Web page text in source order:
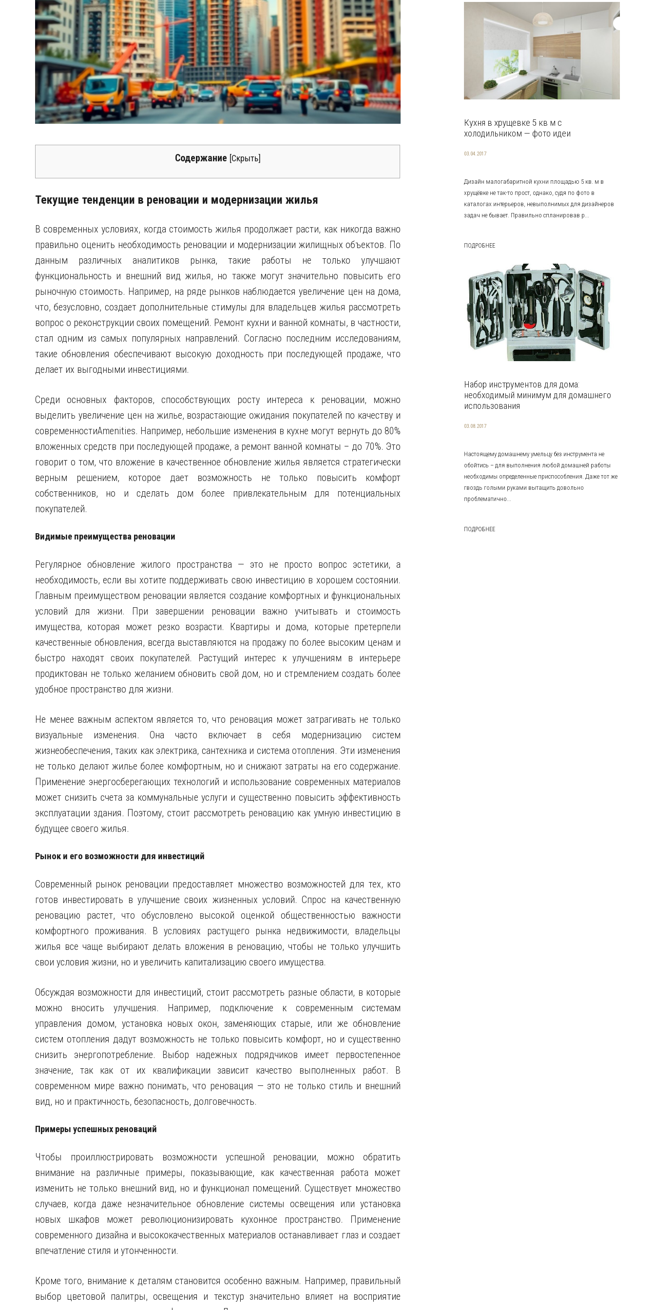
Содержание [Скрыть]
Текущие тенденции в реновации и модернизации жилья
В современных условиях, когда стоимость жилья продолжает расти, как никогда важно
правильно оценить необходимость реновации и модернизации жилищных объектов. По
данным различных аналитиков рынка, такие работы не только улучшают
функциональность и внешний вид жилья, но также могут значительно повысить его
рыночную стоимость. Например, на ряде рынков наблюдается увеличение цен на дома,
что, безусловно, создает дополнительные стимулы для владельцев жилья рассмотреть
вопрос о реконструкции своих помещений. Ремонт кухни и ванной комнаты, в частности,
стал одним из самых популярных направлений. Согласно последним исследованиям,
такие обновления обеспечивают высокую доходность при последующей продаже, что
делает их выгодными инвестициями.
Среди основных факторов, способствующих росту интереса к реновации, можно
выделить увеличение цен на жилье, возрастающие ожидания покупателей по качеству и
современностиAmenities. Например, небольшие изменения в кухне могут вернуть до 80%
вложенных средств при последующей продаже, а ремонт ванной комнаты – до 70%. Это
говорит о том, что вложение в качественное обновление жилья является стратегически
верным решением, которое дает возможность не только повысить комфорт
собственников, но и сделать дом более привлекательным для потенциальных
покупателей.
Видимые преимущества реновации
Регулярное обновление жилого пространства — это не просто вопрос эстетики, а
необходимость, если вы хотите поддерживать свою инвестицию в хорошем состоянии.
Главным преимуществом реновации является создание комфортных и функциональных
условий для жизни. При завершении реновации важно учитывать и стоимость
имущества, которая может резко возрасти. Квартиры и дома, которые претерпели
качественные обновления, всегда выставляются на продажу по более высоким ценам и
быстро находят своих покупателей. Растущий интерес к улучшениям в интерьере
продиктован не только желанием обновить свой дом, но и стремлением создать более
удобное пространство для жизни.
Не менее важным аспектом является то, что реновация может затрагивать не только
визуальные изменения. Она часто включает в себя модернизацию систем
жизнеобеспечения, таких как электрика, сантехника и система отопления. Эти изменения
не только делают жилье более комфортным, но и снижают затраты на его содержание.
Применение энергосберегающих технологий и использование современных материалов
может снизить счета за коммунальные услуги и существенно повысить эффективность
эксплуатации здания. Поэтому, стоит рассмотреть реновацию как умную инвестицию в
будущее своего жилья.
Рынок и его возможности для инвестиций
Современный рынок реновации предоставляет множество возможностей для тех, кто
готов инвестировать в улучшение своих жизненных условий. Спрос на качественную
реновацию растет, что обусловлено высокой оценкой общественностью важности
комфортного проживания. В условиях растущего рынка недвижимости, владельцы
жилья все чаще выбирают делать вложения в реновацию, чтобы не только улучшить
свои условия жизни, но и увеличить капитализацию своего имущества.
Обсуждая возможности для инвестиций, стоит рассмотреть разные области, в которые
можно вносить улучшения. Например, подключение к современным системам
управления домом, установка новых окон, заменяющих старые, или же обновление
систем отопления дадут возможность не только повысить комфорт, но и существенно
снизить энергопотребление. Выбор надежных подрядчиков имеет первостепенное
значение, так как от их квалификации зависит качество выполненных работ. В
современном мире важно понимать, что реновация — это не только стиль и внешний
вид, но и практичность, безопасность, долговечность.
Примеры успешных реноваций
Чтобы проиллюстрировать возможности успешной реновации, можно обратить
внимание на различные примеры, показывающие, как качественная работа может
изменить не только внешний вид, но и функционал помещений. Существует множество
случаев, когда даже незначительное обновление системы освещения или установка
новых шкафов может революционизировать кухонное пространство. Применение
современного дизайна и высококачественных материалов останавливает глаз и создает
впечатление стиля и утонченности.
Кроме того, внимание к деталям становится особенно важным. Например, правильный
выбор цветовой палитры, освещения и текстур значительно влияет на восприятие
Кухня в хрущевке 5 кв м с
холодильником — фото идеи
03.04.2017
Дизайн малогабаритной кухни площадью 5 кв. м в
хрущёвке не так-то прост, однако, судя по фото в
каталогах интерьеров, невыполнимых для дизайнеров
задач не бывает. Правильно спланировав р...
ПОДРОБНЕЕ
Набор инструментов для дома:
необходимый минимум для домашнего
использования
03.08.2017
Настоящему домашнему умельцу без инструмента не
обойтись – для выполнения любой домашней работы
необходимы определенные приспособления. Даже тот же
гвоздь голыми руками вытащить довольно
проблематично...
ПОДРОБНЕЕ